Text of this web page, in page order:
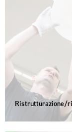
Ristrutturazione/